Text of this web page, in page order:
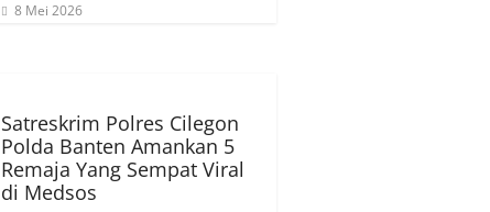
8 Mei 2026
Satreskrim Polres Cilegon
Polda Banten Amankan 5
Remaja Yang Sempat Viral
di Medsos